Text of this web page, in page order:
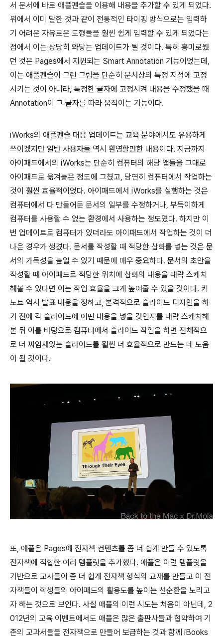
서 문서에 바로 애플펜슬을 이용해 내용을 추가할 수 있게 되었다.
위에서 이미 말한 것과 같이 전통적인 타이핑 방식으로는 입력하
기 어려운 자유로운 도형들을 훨씬 쉽게 입력할 수 있게 되었다는
점에서 이는 상당히 와닿는 업데이트가 될 것이다. 특히 흥미로웠
던 것은 Pages에서 지원되는 Smart Annotation 기능이었는데,
이는 애플펜슬이 그린 그림을 단순히 문서상의 특정 지점에 고정
시키는 것이 아니라, 특정한 글자에 고정시켜 내용을 수정했을 때
Annotation이 그 글자를 따라 움직이는 기능이다.
iWorks의 애플펜슬 대응 업데이트는 교육 분야에서도 유용하게
쓰이겠지만 일반 사용자들 역시 환영할만한 내용이다. 지금까지
아이패드에서의 iWorks는 단순히 컴퓨터의 해당 앱들을 그대로
아이패드로 옮겨놓은 정도에 그쳤고, 당연히 컴퓨터에서 작업하는
것이 훨씬 효율적이었다. 아이패드에서 iWorks를 실행하는 것은
컴퓨터에서 다 만들어둔 문서의 일부를 수정하거나, 부득이하게
컴퓨터를 사용할 수 없는 환경에서 사용하는 정도였다. 하지만 이
번 업데이트로 컴퓨터가 있더라도 아이패드에서 작업하는 것이 더
나은 경우가 생겼다. 문서를 작성할 때 적당한 삽화를 넣는 것은 문
서의 가독성을 높일 수 있기 때문에 매우 중요하다. 문서의 초안을
작성할 때 아이패드로 적당한 위치에 삽화의 내용을 대략 스케치
해볼 수 있다면 이는 작업 효율을 크게 높여줄 수 있을 것이다. 키
노트 역시 발표 내용을 정하고, 본격적으로 슬라이드 디자인을 하
기 전에 각 슬라이드에 어떤 내용을 넣을 것인지를 대략 스케치해
본 뒤 이를 바탕으로 컴퓨터에서 슬라이드 작업을 하면 전체적으
로 더 짜임새있는 슬라이드를 훨씬 더 효율적으로 만드는 데 도움
이 될 것이다.
또, 애플은 Pages에 전자책 컨텐츠를 좀 더 쉽게 만들 수 있도록
전자책에 적합한 여러 템플릿을 추가했다. 애플은 이런 템플릿을
기반으로 교사들이 좀 더 쉽게 전자책 형식의 교재를 만들고 이 전
자책들이 학생들의 아이패드의 활용도를 높이는 선순환을 노리고
자 하는 것으로 보인다. 사실 애플의 이런 시도는 처음이 아닌데, 2
012년의 교육 이벤트에서도 애플은 많은 출판사들과 협약하여 기
존의 교과서들을 전자책으로 만들어 보급하는 것과 함께 iBooks